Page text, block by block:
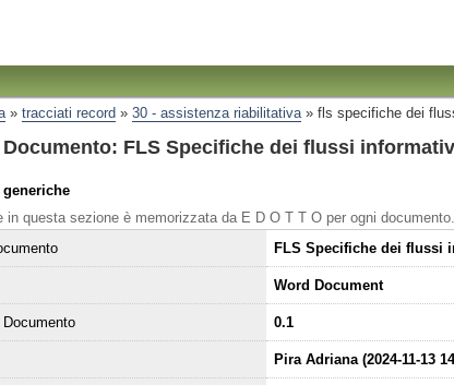
» tracciati record » 30 - assistenza riabilitativa» fls specifiche dei
FLS Specifiche dei flussi
in questa sezione è memorizzata da E D O T T O per ogni documento.
FLS Specifiche dei flussi
Word Document
0.1
Pira Adriana (2024-11-13